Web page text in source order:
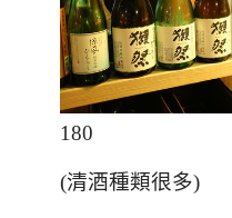
180
(清酒種類很多)